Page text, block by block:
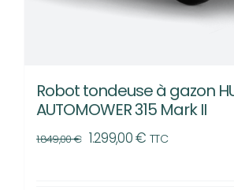
Robot tondeuse à gazon
AUTOMOWER 315 Mark II
1.849,00€ Le
1.299,00€Le
TTC